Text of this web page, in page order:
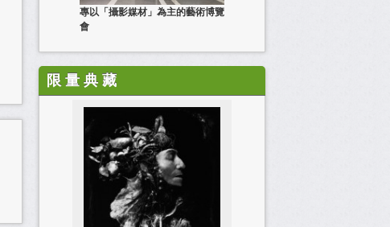
專以「攝影媒材」為主的藝術博覽
會
限 量 典 藏